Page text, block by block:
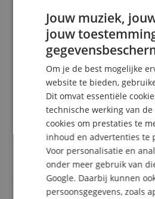
5 Sterren
4 Sterren
3 Sterren
2 Sterren
1 Ster
Een herziening van de ratings
plaatsgevonden: Alleen
winkel geregistreerd zijn en
daadwerkelijk bij ons hebben
hun klantenaccount een
artikel geven.
Jouw muziek,
jouw
Om je de best mogelijke
website te bieden,
Dit omvat essentiële
technische werking van de
cookies om prestaties te
inhoud en advertenties te
Voor personalisatie en
onder meer gebruik van
Google. Daarbij kunnen
persoonsgegevens, zoals